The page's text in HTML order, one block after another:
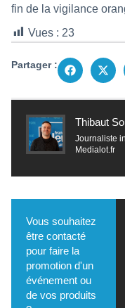
fin de la vigilance
Vues : 23
Partager :
Thibaut
Journaliste
Medialot.fr
Vous souhaitez
être contacté
pour faire la
promotion d'un
événement ou
de vos produits